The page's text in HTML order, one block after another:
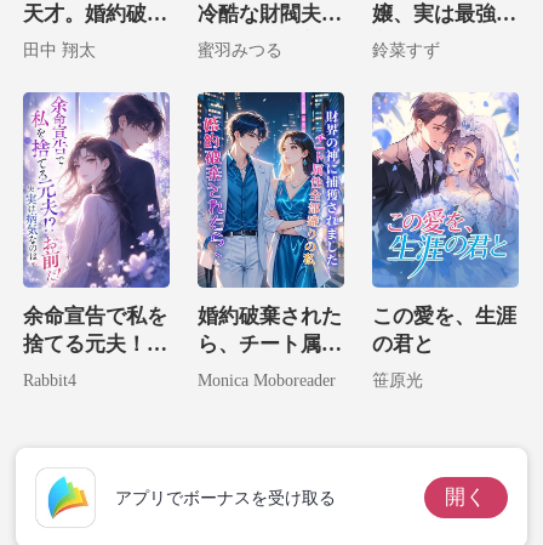
天才。婚約破棄
した彼らにざま
田中 翔太
冷酷な財閥夫の
遅すぎる執着
蜜羽みつる
嬢、実は最強大
富豪の娘でした
鈴菜すず
余命宣告で私を
捨てる元夫！？
実は病気なのは
Rabbit4
婚約破棄された
ら、チート属性
全部盛りの私が
Monica Moboreader
この愛を、生涯
の君と
笹原光
アプリでボーナスを受け取る 開く